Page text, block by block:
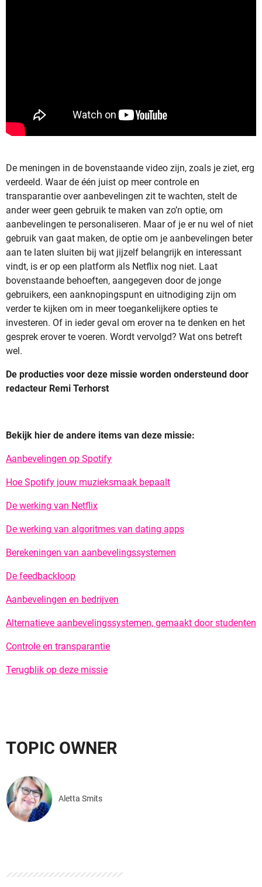
De meningen in de bovenstaande video zijn, zoals je ziet, erg
verdeeld. Waar de één juist op meer controle en
transparantie over aanbevelingen zit te wachten, stelt de
ander weer geen gebruik te maken van zo’n optie, om
aanbevelingen te personaliseren. Maar of je er nu wel of niet
gebruik van gaat maken, de optie om je aanbevelingen beter
aan te laten sluiten bij wat jijzelf belangrijk en interessant
vindt, is er op een platform als Netflix nog niet. Laat
bovenstaande behoeften, aangegeven door de jonge
gebruikers, een aanknopingspunt en uitnodiging zijn om
verder te kijken om in meer toegankelijkere opties te
investeren. Of in ieder geval om erover na te denken en het
gesprek erover te voeren. Wordt vervolgd? Wat ons betreft
wel.
De producties voor deze missie worden ondersteund door
redacteur Remi Terhorst
Bekijk hier de andere items van deze missie:
Aanbevelingen op Spotify
Hoe Spotify jouw muzieksmaak bepaalt
De werking van Netflix
De werking van algoritmes van dating apps
Berekeningen van aanbevelingssystemen
De feedbackloop
Aanbevelingen en bedrijven
Alternatieve aanbevelingssystemen, gemaakt door studenten
Controle en transparantie
Terugblik op deze missie
TOPIC OWNER
Aletta Smits